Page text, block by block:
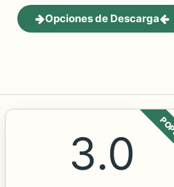
Opciones de Descarga
3.0